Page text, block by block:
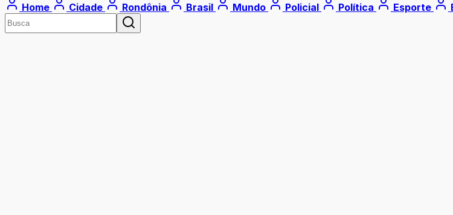
Home Cidade Rondônia Brasil Mundo Policial Política Esporte